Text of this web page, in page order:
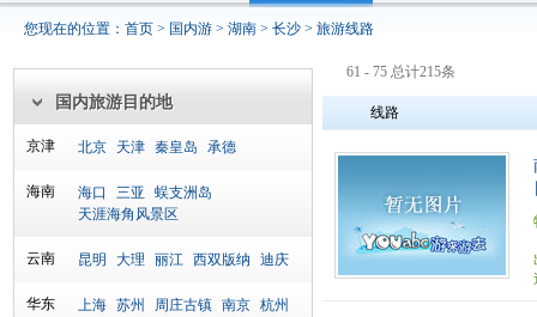
您现在的位置： 首页 > 国内游 > 湖南 > 长沙 > 旅游线路
国内旅游目的地
京津 北京 天津 秦皇岛 承德
海南 海口 三亚
蜈支洲岛
天涯海角风景区
云南 昆明 大理 丽江 西双版纳 迪庆
华东 上海 苏州 周庄古镇 南京 杭州
61 - 75 总计215条
线路